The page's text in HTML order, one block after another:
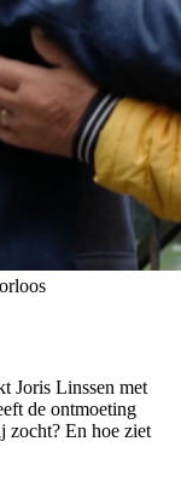
Joris Linssen met
de ontmoeting
zocht? En hoe ziet